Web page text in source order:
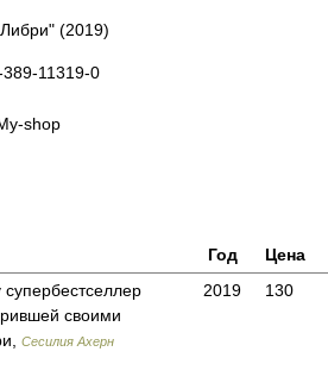
(2019)
11319-0
shop
Год Цена
своими
Сесилия Ахерн
2019 130